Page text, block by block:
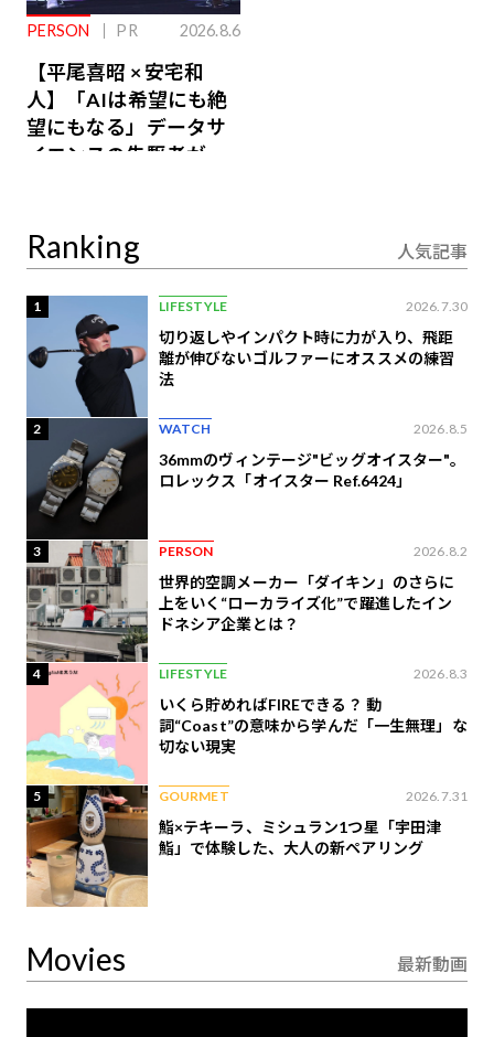
PERSON PR 2026.8.6
【平尾喜昭 × 安宅和
人】「AIは希望にも絶
望にもなる」データサ
イエンスの先駆者が語
Ranking 人気記事
1 LIFESTYLE 2026.7.30
切り返しやインパクト時に力が入り、飛距
離が伸びないゴルファーにオススメの練習
法
2 WATCH 2026.8.5
36mmのヴィンテージ"ビッグオイスター"。
ロレックス「オイスター Ref.6424」
3 PERSON 2026.8.2
世界的空調メーカー「ダイキン」のさらに
上をいく“ローカライズ化”で躍進したイン
ドネシア企業とは？
4 LIFESTYLE 2026.8.3
いくら貯めればFIREできる？ 動
詞“Coast”の意味から学んだ「一生無理」な
切ない現実
5 GOURMET 2026.7.31
鮨×テキーラ、ミシュラン1つ星「宇田津
鮨」で体験した、大人の新ペアリング
Movies 最新動画